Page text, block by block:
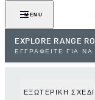
MENU
EXPLORE RANGE
ΕΓΓΡΑΦΕΙΤΕ ΓΙΑ
ΕΞΩΤΕΡΙΚΗ